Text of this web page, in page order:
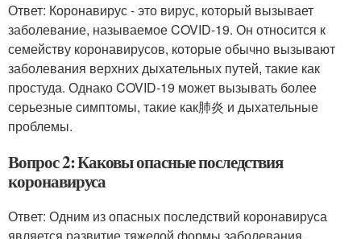
Ответ: Коронавирус - это вирус, который вызывает
заболевание, называемое COVID-19. Он относится к
семейству коронавирусов, которые обычно вызывают
заболевания верхних дыхательных путей, такие как
простуда. Однако COVID-19 может вызывать более
серьезные симптомы, такие как肺炎 и дыхательные
проблемы.
Вопрос 2: Каковы опасные последствия
коронавируса
Ответ: Одним из опасных последствий коронавируса